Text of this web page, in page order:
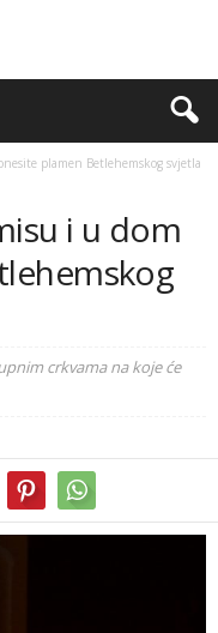
plamen Betlehemskog svjetla
i u dom
crkvama na koje će